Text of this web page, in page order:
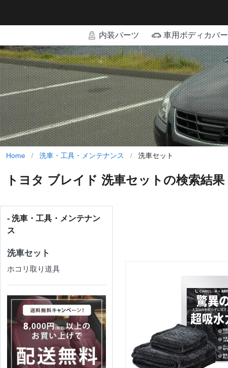
内装パーツ 車用ボディカバー
Home / 洗車・工具・メンテナンス / 洗車セット
トヨタ ブレイド 洗車セットの検索結果
- 洗車・工具・メンテナン
ス
洗車セット
ホコリ取り道具